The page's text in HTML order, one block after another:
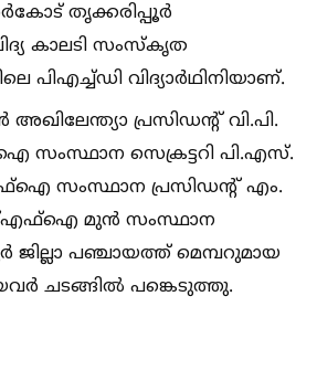
തൃക്കരിപ്പൂർ
കാലടി സംസ്കൃത
പിഎച്ച്‌ഡി വിദ്യാർഥിനിയാണ്.
പ്രസിഡന്റ് വി.പി.
സെക്രട്ടറി പി.എസ്.
സംസ്ഥാന പ്രസിഡന്റ് എം.
മുൻ സംസ്ഥാന
ജില്ലാ പഞ്ചായത്ത് മെമ്പറുമായ
ചടങ്ങില്‍ പങ്കെടുത്തു.